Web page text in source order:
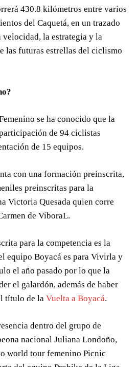
430.8 kilómetros entre varios
del Caquetá, en un trazado
velocidad, la estrategia y la
las futuras estrellas del ciclismo
se ha conocido que la
de 94 ciclistas
de 15 equipos.
con una formación preinscrita,
preinscritas para la
Victoria Quesada quien corre
de ViboraL.
para la competencia es la
equipo Boyacá es para Vivirla y
el año pasado por lo que la
el galardón, además de haber
título de la Vuelta a Boyacá.
dentro del grupo de
nacional Juliana Londoño,
world tour femenino Picnic